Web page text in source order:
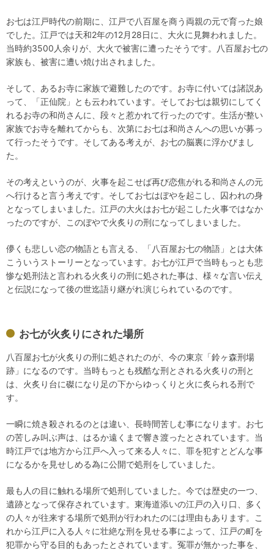
お七は江戸時代の前期に、江戸で八百屋を商う両親の元で育った娘
でした。江戸では天和2年の12月28日に、大火に見舞われました。
当時約3500人余りが、大火で被害に遭ったそうです。八百屋お七の
家族も、被害に遭い焼け出されました。
そして、あるお寺に家族で避難したのです。お寺に付いては諸説あ
って、「正仙院」とも云われています。そしてお七は親切にしてく
れるお寺の和尚さんに、段々と惹かれて行ったのです。生活が整い
家族でお寺を離れてからも、次第にお七は和尚さんへの思いが募っ
て行ったそうです。そしてある考えが、お七の脳裏に浮かびまし
た。
その考えというのが、火事を起こせば再び恋焦がれる和尚さんの元
へ行けると言う考えです。そしてお七はぼやを起こし、囚われの身
となってしまいました。江戸の大火はお七が起こした火事ではなか
ったのですが、このぼやで火炙りの刑になってしまいました。
儚くも悲しい恋の物語とも言える、「八百屋お七の物語」とは大体
こういうストーリーとなっています。お七が江戸で当時もっとも悲
惨な処刑法と言われる火炙りの刑に処された事は、様々な言い伝え
と伝説になって後の世迄語り継がれ演じられているのです。
お七が火炙りにされた場所
八百屋お七が火炙りの刑に処されたのが、今の東京「鈴ヶ森刑場
跡」になるのです。当時もっとも残酷な刑とされる火炙りの刑と
は、火炙り台に磔になり足の下からゆっくりと火に炙られる刑で
す。
一瞬に焼き殺されるのとは違い、長時間苦しむ事になります。お七
の苦しみ叫ぶ声は、はるか遠くまで響き渡ったとされています。当
時江戸では地方から江戸へ入って来る人々に、罪を犯すとどんな事
になるかを見せしめる為に公開で処刑をしていました。
最も人の目に触れる場所で処刑していました。今では歴史の一つ、
遺跡となって保存されています。東海道添いの江戸の入り口、多く
の人々が往来する場所で処刑が行われたのには理由もあります。こ
れから江戸に入る人々に壮絶な刑を見せる事によって、江戸の町を
犯罪から守る目的もあったとされています。冤罪が無かった事を、